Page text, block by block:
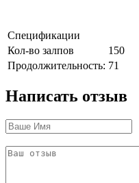
Спецификации
Кол-во залпов
150
Продолжительность: 71
Написать отзыв